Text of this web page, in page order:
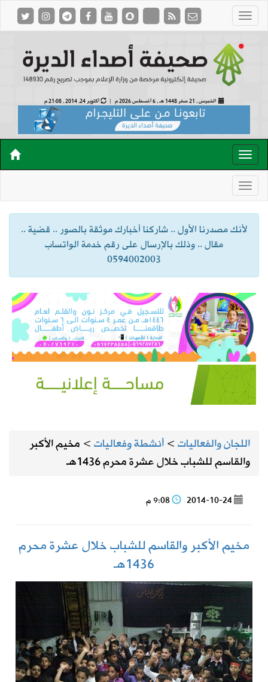
الخميس , 21 صفر 1448 هـ , 6 أغسطس 2026 م | أكتوبر 24, 2014 , 21:08 م
لأنك مصدرنا الأول .. شاركنا أخبارك موثقة بالصور .. قضية ..
مقال .. وذلك بالإرسال على رقم خدمة الواتساب
0594002003
اللجان والفعاليات>أنشطة وفعاليات> مخيم الأكبر
والقاسم للشباب خلال عشرة محرم 1436هـ
2014-10-24
مخيم الأكبر والقاسم للشباب خلال عشرة محرم
1436هـ